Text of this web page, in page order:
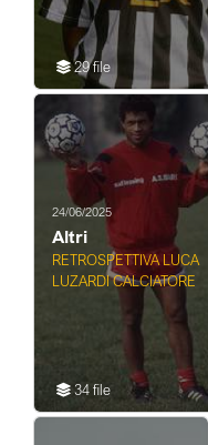
29 file
24/06/2025
Altri
RETROSPETTIVA LUCA
LUZARDI CALCIATORE
34 file